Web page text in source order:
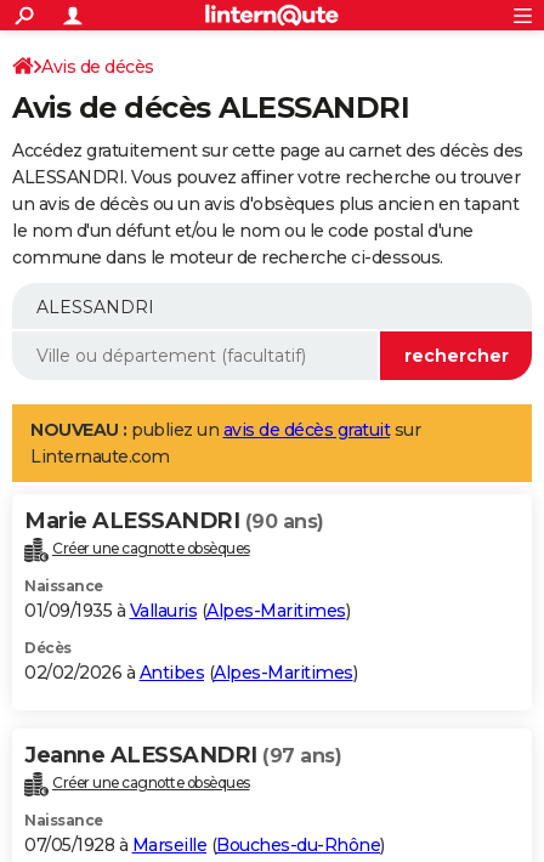
ACTUALITÉS
Politique
Société
Faits Divers
Education
Monde
Villes
+
SPORT
Coupe du monde 2026
Football
Tennis
Cyclisme
Rugby
Forum
Programme TV
TNT
Streaming
Cinéma
Sorties cinéma
Musique
+
FINANCE
Impôts
Immobilier
Risques naturels par ville
Banque
Assurance
Crédit
AUTO
Essais
Réserver un essai
Citadines
Berlines
SUV
Forum auto
+
Mobiles
Meilleur smartphone
Internet
Ordinateurs
Jeux vidéo
Guide high-tech
Aménagement intérieur
LIFESTYLE
Art de vivre
Bien-être
Loisirs
Mode
Modes de vie
Alimentation
Guide de la santé
Maladies
Médicaments
Sommeil
VOYAGE
Destinations
City break
Voyage nature
Voyage de noces
Forum
Climat
+PHOTO
GUIDES D'ACHAT
BONS PLANS
Carte de Noël
Carte Bonne année
Carte Saint-Valentin
Carte Pâques
Carte d'anniversaire
DICTIONNAIRE
Dictionnaire
Biographies
Citations
Expressions
Proverbes
PROGRAMME TV
Avis de décès
Avis de décès ALESSANDRI
Accédez gratuitement sur cette page au carnet des décès des
ALESSANDRI. Vous pouvez affiner votre recherche ou trouver
un avis de décès ou un avis d'obsèques plus ancien en tapant
le nom d'un défunt et/ou le nom ou le code postal d'une
commune dans le moteur de recherche ci-dessous.
NOUVEAU : publiez un avis de décès gratuitsur
Linternaute.com
Marie ALESSANDRI (90 ans)
Créer une cagnotte obsèques
Naissance
01/09/1935 à Vallauris (Alpes-Maritimes)
Décès
02/02/2026 à Antibes (Alpes-Maritimes)
Jeanne ALESSANDRI (97 ans)
Créer une cagnotte obsèques
Naissance
07/05/1928 à Marseille (Bouches-du-Rhône)